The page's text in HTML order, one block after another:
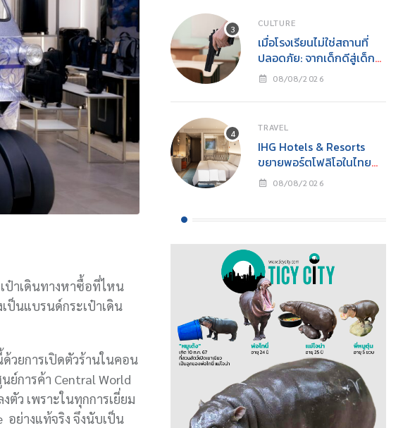
ป๋าเดินทางหาซื้อที่ไหน
ป็นแบรนด์กระเป๋าเดิน
วยการเปิดตัวร้านในคอน
ย์การค้า Central World
ว เพราะในทุกการเยี่ยม
ย่างแท้จริง จึงนับเป็น
CULTURE
เมื่อโรงเรียนไม่ใช่สถานที่
ปลอดภัย: จากเด็กดีสู่เด็ก
เลว และโศกนาฏกรรมกราด
08/08/2026
TRAVEL
IHG Hotels & Resorts
ขยายพอร์ตโฟลิโอในไทย
เปิดตัว Holiday Inn
08/08/2026